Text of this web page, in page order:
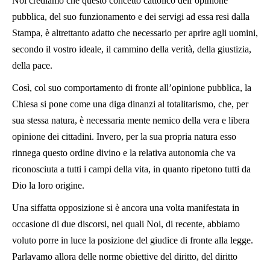
pubblica, del suo funzionamento e dei servigi ad essa resi dalla
Stampa, è altrettanto adatto che necessario per aprire agli uomini,
secondo il vostro ideale, il cammino della verità, della giustizia,
della pace.
Così, col suo comportamento di fronte all’opinione pubblica, la
Chiesa si pone come una diga dinanzi al totalitarismo, che, per
sua stessa natura, è necessaria mente nemico della vera e libera
opinione dei cittadini. Invero, per la sua propria natura esso
rinnega questo ordine divino e la relativa autonomia che va
riconosciuta a tutti i campi della vita, in quanto ripetono tutti da
Dio la loro origine.
Una siffatta opposizione si è ancora una volta manifestata in
occasione di due discorsi, nei quali Noi, di recente, abbiamo
voluto porre in luce la posizione del giudice di fronte alla legge.
Parlavamo allora delle norme obiettive del diritto, del diritto